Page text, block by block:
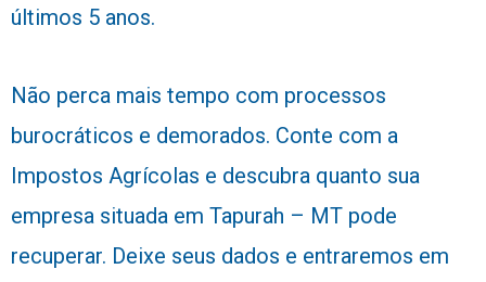
últimos 5 anos.
Não perca mais tempo com processos
burocráticos e demorados. Conte com a
Impostos Agrícolas e descubra quanto sua
empresa situada em Tapurah – MT pode
recuperar. Deixe seus dados e entraremos em